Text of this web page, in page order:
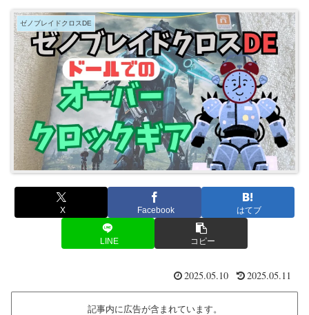
ゼノブレイドクロスDE
X Facebook はてブ
LINE コピー
2025.05.10 2025.05.11
記事内に広告が含まれています。